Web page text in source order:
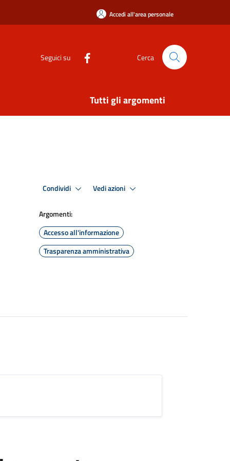
Accedi all'area personale
Seguici su Cerca
Tutti gli argomenti
Condividi Vedi azioni
Argomenti:
Accesso all'informazione
Trasparenza amministrativa